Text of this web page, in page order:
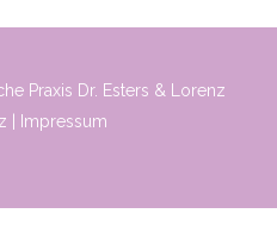
Praxis Dr. Esters & Lorenz
Impressum